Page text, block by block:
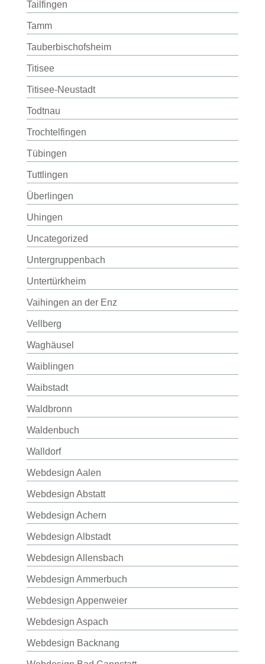
Tailfingen
Tamm
Tauberbischofsheim
Titisee
Titisee-Neustadt
Todtnau
Trochtelfingen
Tübingen
Tuttlingen
Überlingen
Uhingen
Uncategorized
Untergruppenbach
Untertürkheim
Vaihingen an der Enz
Vellberg
Waghäusel
Waiblingen
Waibstadt
Waldbronn
Waldenbuch
Walldorf
Webdesign Aalen
Webdesign Abstatt
Webdesign Achern
Webdesign Albstadt
Webdesign Allensbach
Webdesign Ammerbuch
Webdesign Appenweier
Webdesign Aspach
Webdesign Backnang